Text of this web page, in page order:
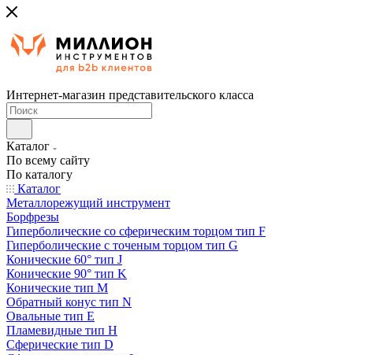
Интернет-магазин представительского класса
Каталог
По всему сайту
По каталогу
Каталог
Металлорежущий инструмент
Борфрезы
Гиперболические cо сферическим торцом тип F
Гиперболические с точеным торцом тип G
Конические 60° тип J
Конические 90° тип K
Конические тип M
Обратный конус тип N
Овальные тип E
Пламевидные тип H
Сферические тип D